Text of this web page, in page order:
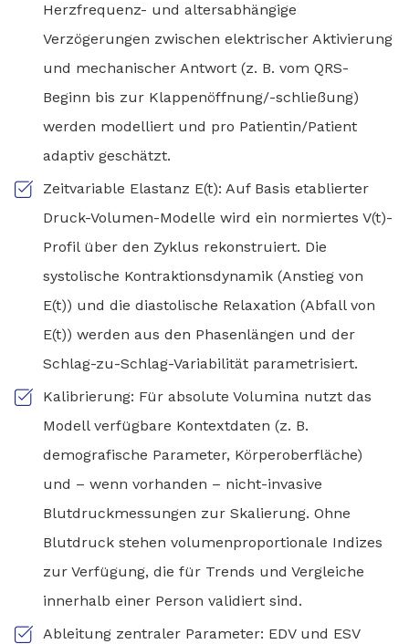
Herzfrequenz- und altersabhängige
Verzögerungen zwischen elektrischer Aktivierung
und mechanischer Antwort (z. B. vom QRS-
Beginn bis zur Klappenöffnung/-schließung)
werden modelliert und pro Patientin/Patient
adaptiv geschätzt.
Zeitvariable Elastanz E(t): Auf Basis etablierter
Druck-Volumen-Modelle wird ein normiertes V(t)-
Profil über den Zyklus rekonstruiert. Die
systolische Kontraktionsdynamik (Anstieg von
E(t)) und die diastolische Relaxation (Abfall von
E(t)) werden aus den Phasenlängen und der
Schlag-zu-Schlag-Variabilität parametrisiert.
Kalibrierung: Für absolute Volumina nutzt das
Modell verfügbare Kontextdaten (z. B.
demografische Parameter, Körperoberfläche)
und – wenn vorhanden – nicht-invasive
Blutdruckmessungen zur Skalierung. Ohne
Blutdruck stehen volumenproportionale Indizes
zur Verfügung, die für Trends und Vergleiche
innerhalb einer Person validiert sind.
Ableitung zentraler Parameter: EDV und ESV